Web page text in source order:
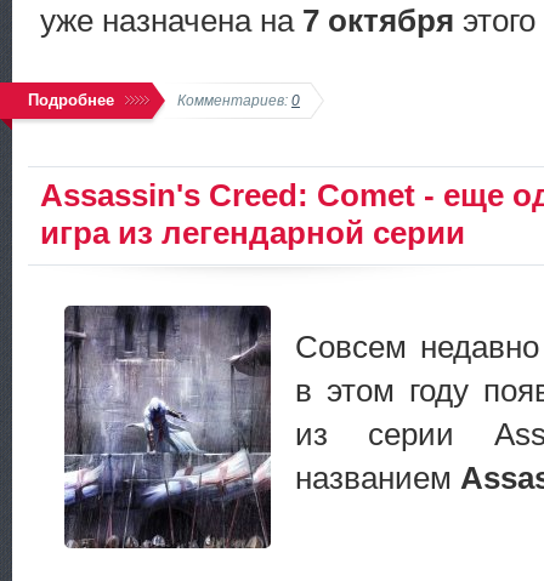
уже назначена на 7 октября
Подробнее Комментариев: 0
Assassin's Creed: Comet - еще
игра из легендарной серии
Совсем
в этом году
из серии
названием